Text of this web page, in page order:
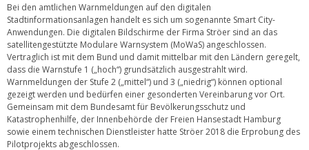
Bei den amtlichen Warnmeldungen auf den digitalen
Stadtinformationsanlagen handelt es sich um sogenannte Smart City-
Anwendungen. Die digitalen Bildschirme der Firma Ströer sind an das
satellitengestützte Modulare Warnsystem (MoWaS) angeschlossen.
Vertraglich ist mit dem Bund und damit mittelbar mit den Ländern geregelt,
dass die Warnstufe 1 („hoch“) grundsätzlich ausgestrahlt wird.
Warnmeldungen der Stufe 2 („mittel“) und 3 („niedrig“) können optional
gezeigt werden und bedürfen einer gesonderten Vereinbarung vor Ort.
Gemeinsam mit dem Bundesamt für Bevölkerungsschutz und
Katastrophenhilfe, der Innenbehörde der Freien Hansestadt Hamburg
sowie einem technischen Dienstleister hatte Ströer 2018 die Erprobung des
Pilotprojekts abgeschlossen.